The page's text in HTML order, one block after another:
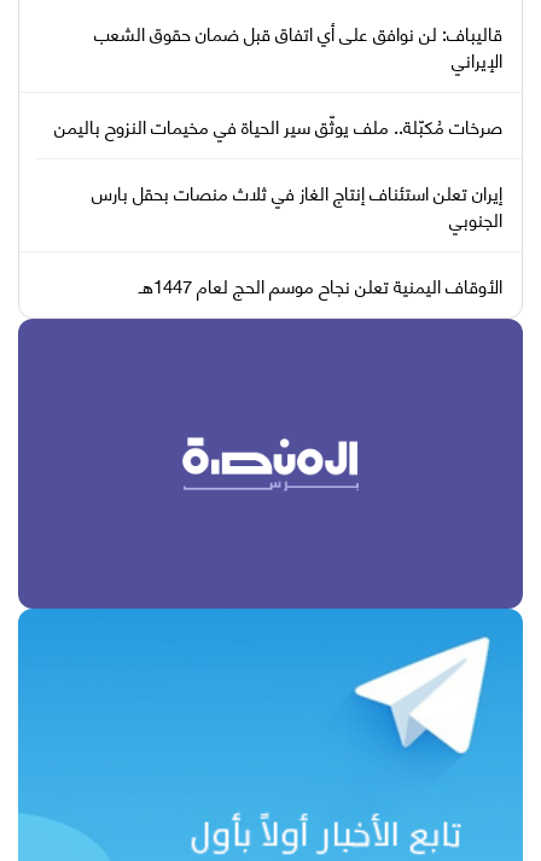
قاليباف: لن نوافق على أي اتفاق قبل ضمان حقوق الشعب
الإيراني
صرخات مُكبّلة.. ملف يوثّق سير الحياة في مخيمات النزوح باليمن
إيران تعلن استئناف إنتاج الغاز في ثلاث منصات بحقل بارس
الجنوبي
الأوقاف اليمنية تعلن نجاح موسم الحج لعام 1447هـ